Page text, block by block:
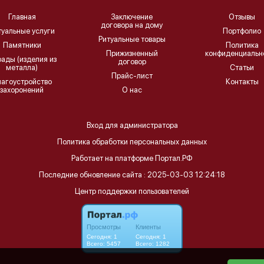
Главная
услуги
Памятники
(изделия из
металла)
захоронений
Заключение
договора на дому
Ритуальные товары
Прижизненный
договор
Прайс-лист
О нас
Отзывы
Портфолио
Политика
Статьи
Контакты
Вход для администратора
Политика обработки персональных данных
Работает на платформе Портал.РФ
Последние обновление сайта : 2025-03-03 12:24:18
Центр поддержки пользователей